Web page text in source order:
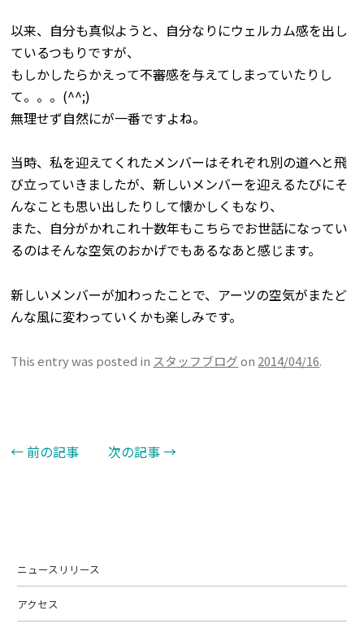
以来、自分も真似ようと、自分なりにウェルカム感を出し
ているつもりですが、
もしかしたらかえって不審感を与えてしまっていたりし
て。。。(^^;)
無理せず自然にが一番ですよね。
当時、私を迎えてくれたメンバーはそれぞれ別の道へと飛
び立っていきましたが、新しいメンバーを迎えるたびにそ
んなことも思い出したりして懐かしくもなり、
また、自分がかれこれ十数年もこちらでお世話になってい
るのはそんな空気のおかげでもあるなあと感じます。
新しいメンバーが加わったことで、アーツの空気がまたど
んな風に変わっていくかも楽しみです。
This entry was posted in スタッフブログon 2014/04/16.
Post navigation
←前の記事 次の記事→
ニュースリリース
アクセス